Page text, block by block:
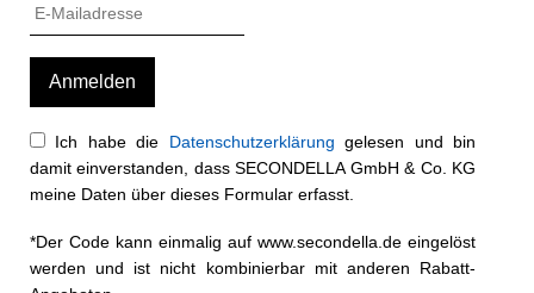
Ich habe die Datenschutzerklärung gelesen und bin
damit einverstanden, dass SECONDELLA GmbH & Co. KG
meine Daten über dieses Formular erfasst.
*Der Code kann einmalig auf www.secondella.de eingelöst
werden und ist nicht kombinierbar mit anderen Rabatt-